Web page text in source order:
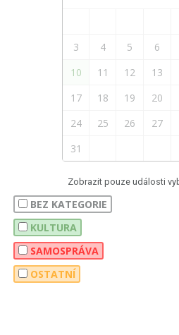
3
4 5 6
10
11 12 13
17
18 19 20
24
25 26 27
31
Zobrazit pouze události
BEZ KATEGORIE
KULTURA
SAMOSPRÁVA
OSTATNÍ